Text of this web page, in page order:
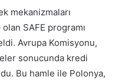
mekanizmaları
SAFE programı
Avrupa Komisyonu,
sonucunda kredi
Bu hamle ile Polonya,